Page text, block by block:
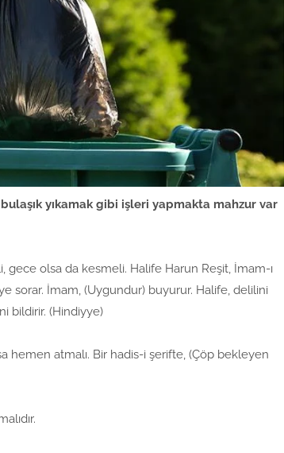
yıkamak gibi işleri yapmakta mahzur var
gece olsa da kesmeli. Halife Harun Reşit, İmam-ı
sorar. İmam, (Uygundur) buyurur. Halife, delilini
bildirir. (Hindiyye)
atmalı. Bir hadis-i şerifte, (Çöp bekleyen